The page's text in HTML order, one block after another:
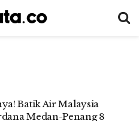
Batik Air Malaysia
Medan-Penang 8